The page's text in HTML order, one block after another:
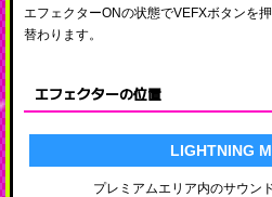
エフェクターONの状態でVEFXボタンを押
替わります。
エフェクターの位置
LIGHTNING
プレミアムエリア内のサウン